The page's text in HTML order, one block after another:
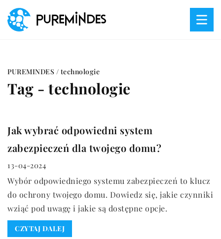
PUREMINDES / technologie
Tag - technologie
Jak wybrać odpowiedni system
zabezpieczeń dla twojego domu?
13-04-2024
Wybór odpowiedniego systemu zabezpieczeń to klucz
do ochrony twojego domu. Dowiedz się, jakie czynniki
wziąć pod uwagę i jakie są dostępne opcje.
CZYTAJ DALEJ